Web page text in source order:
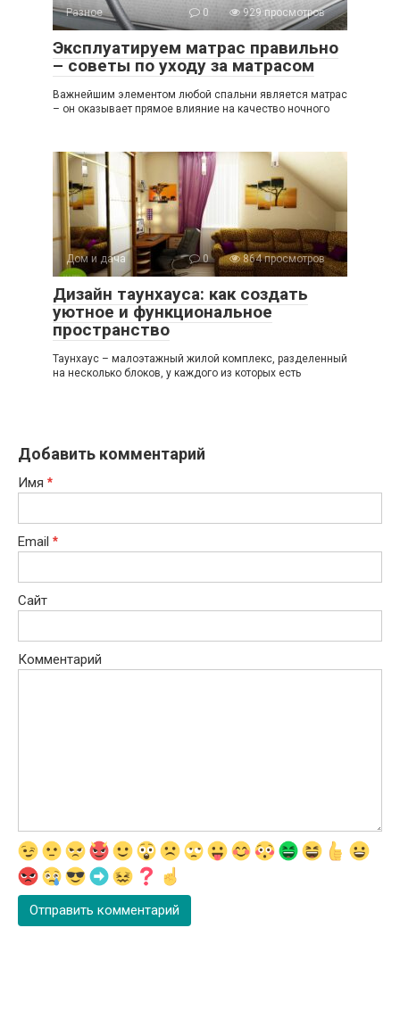
Разное 0 929 просмотров
Эксплуатируем матрас правильно
– советы по уходу за матрасом
Важнейшим элементом любой спальни является матрас
– он оказывает прямое влияние на качество ночного
Дом и дача 0 864 просмотров
Дизайн таунхауса: как создать
уютное и функциональное
пространство
Таунхаус – малоэтажный жилой комплекс, разделенный
на несколько блоков, у каждого из которых есть
Добавить комментарий
Имя *
Email *
Сайт
Комментарий